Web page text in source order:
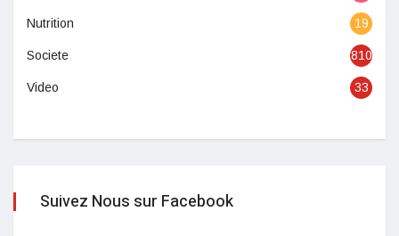
Nutrition 19
Societe 810
Video 33
Suivez Nous sur Facebook